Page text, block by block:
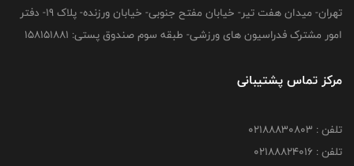
تهران- میدان هفت تیر- خیابان مفتح جنوبی- خیابان ورزنده- پلاک 19- دفتر
امور مشترک فدراسیون های ورزشی- طبقه سوم صندوق پستی: 158151881
مرکز تماس پشتیبانی
تلفن : 02188830803
تلفن : 02188824016